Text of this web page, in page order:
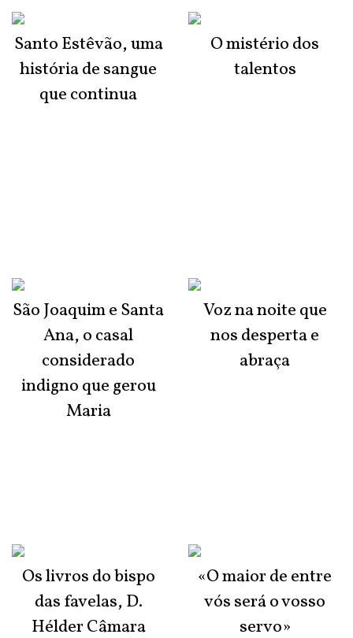
Santo Estêvão, uma
história de sangue
que continua
São Joaquim e Santa
Ana, o casal
considerado
indigno que gerou
Maria
Os livros do bispo
das favelas, D.
Hélder Câmara
O mistério dos
talentos
Voz na noite que
nos desperta e
abraça
«O maior de entre
vós será o vosso
servo»